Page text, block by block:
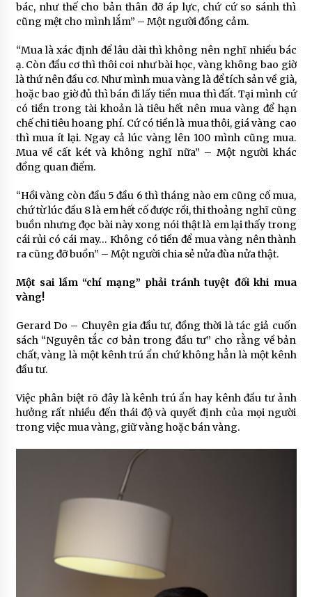
bác, như thế cho bản thân đỡ áp lực, chứ cứ so sánh thì
cũng mệt cho mình lắm” – Một người đồng cảm.
“Mua là xác định để lâu dài thì không nên nghĩ nhiều bác
ạ. Còn đầu cơ thì thôi coi như bài học, vàng không bao giờ
là thứ nên đầu cơ. Như mình mua vàng là để tích sản về già,
hoặc bao giờ đủ thì bán đi lấy tiền mua thì đất. Tại mình cứ
có tiền trong tài khoản là tiêu hết nên mua vàng để hạn
chế chi tiêu hoang phí. Cứ có tiền là mua thôi, giá vàng cao
thì mua ít lại. Ngay cả lúc vàng lên 100 mình cũng mua.
Mua về cất két và không nghĩ nữa” – Một người khác
đồng quan điểm.
“Hồi vàng còn đầu 5 đầu 6 thì tháng nào em cũng cố mua,
chứ từ lúc đầu 8 là em hết cố được rồi, thi thoảng nghĩ cũng
buồn nhưng đọc bài này xong nói thật là em lại thấy trong
cái rủi có cái may… Không có tiền để mua vàng nên thành
ra cũng đỡ buồn” – Một người chia sẻ nửa đùa nửa thật.
Một sai lầm “chí mạng” phải tránh tuyệt đối khi mua
vàng!
Gerard Do – Chuyên gia đầu tư, đồng thời là tác giả cuốn
sách “Nguyên tắc cơ bản trong đầu tư” cho rằng về bản
chất, vàng là một kênh trú ẩn chứ không hẳn là một kênh
đầu tư.
Việc phân biệt rõ đây là kênh trú ẩn hay kênh đầu tư ảnh
hưởng rất nhiều đến thái độ và quyết định của mọi người
trong việc mua vàng, giữ vàng hoặc bán vàng.